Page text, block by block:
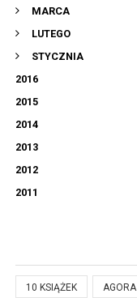
MARCA
LUTEGO
STYCZNIA
2016
2015
2014
2013
2012
2011
10 KSIĄŻEK AGORA